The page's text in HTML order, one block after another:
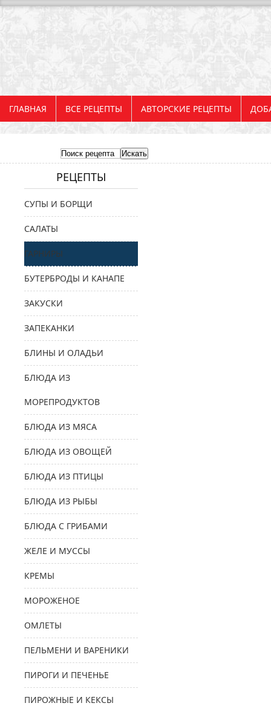
ГЛАВНАЯ ВСЕ РЕЦЕПТЫ АВТОРСКИЕ РЕЦЕПТЫ
РЕЦЕПТЫ
СУПЫ И БОРЩИ
САЛАТЫ
ГАРНИРЫ
БУТЕРБРОДЫ И КАНАПЕ
ЗАКУСКИ
ЗАПЕКАНКИ
БЛИНЫ И ОЛАДЬИ
БЛЮДА ИЗ
МОРЕПРОДУКТОВ
БЛЮДА ИЗ МЯСА
БЛЮДА ИЗ ОВОЩЕЙ
БЛЮДА ИЗ ПТИЦЫ
БЛЮДА ИЗ РЫБЫ
БЛЮДА С ГРИБАМИ
ЖЕЛЕ И МУССЫ
КРЕМЫ
МОРОЖЕНОЕ
ОМЛЕТЫ
ПЕЛЬМЕНИ И ВАРЕНИКИ
ПИРОГИ И ПЕЧЕНЬЕ
ПИРОЖНЫЕ И КЕКСЫ